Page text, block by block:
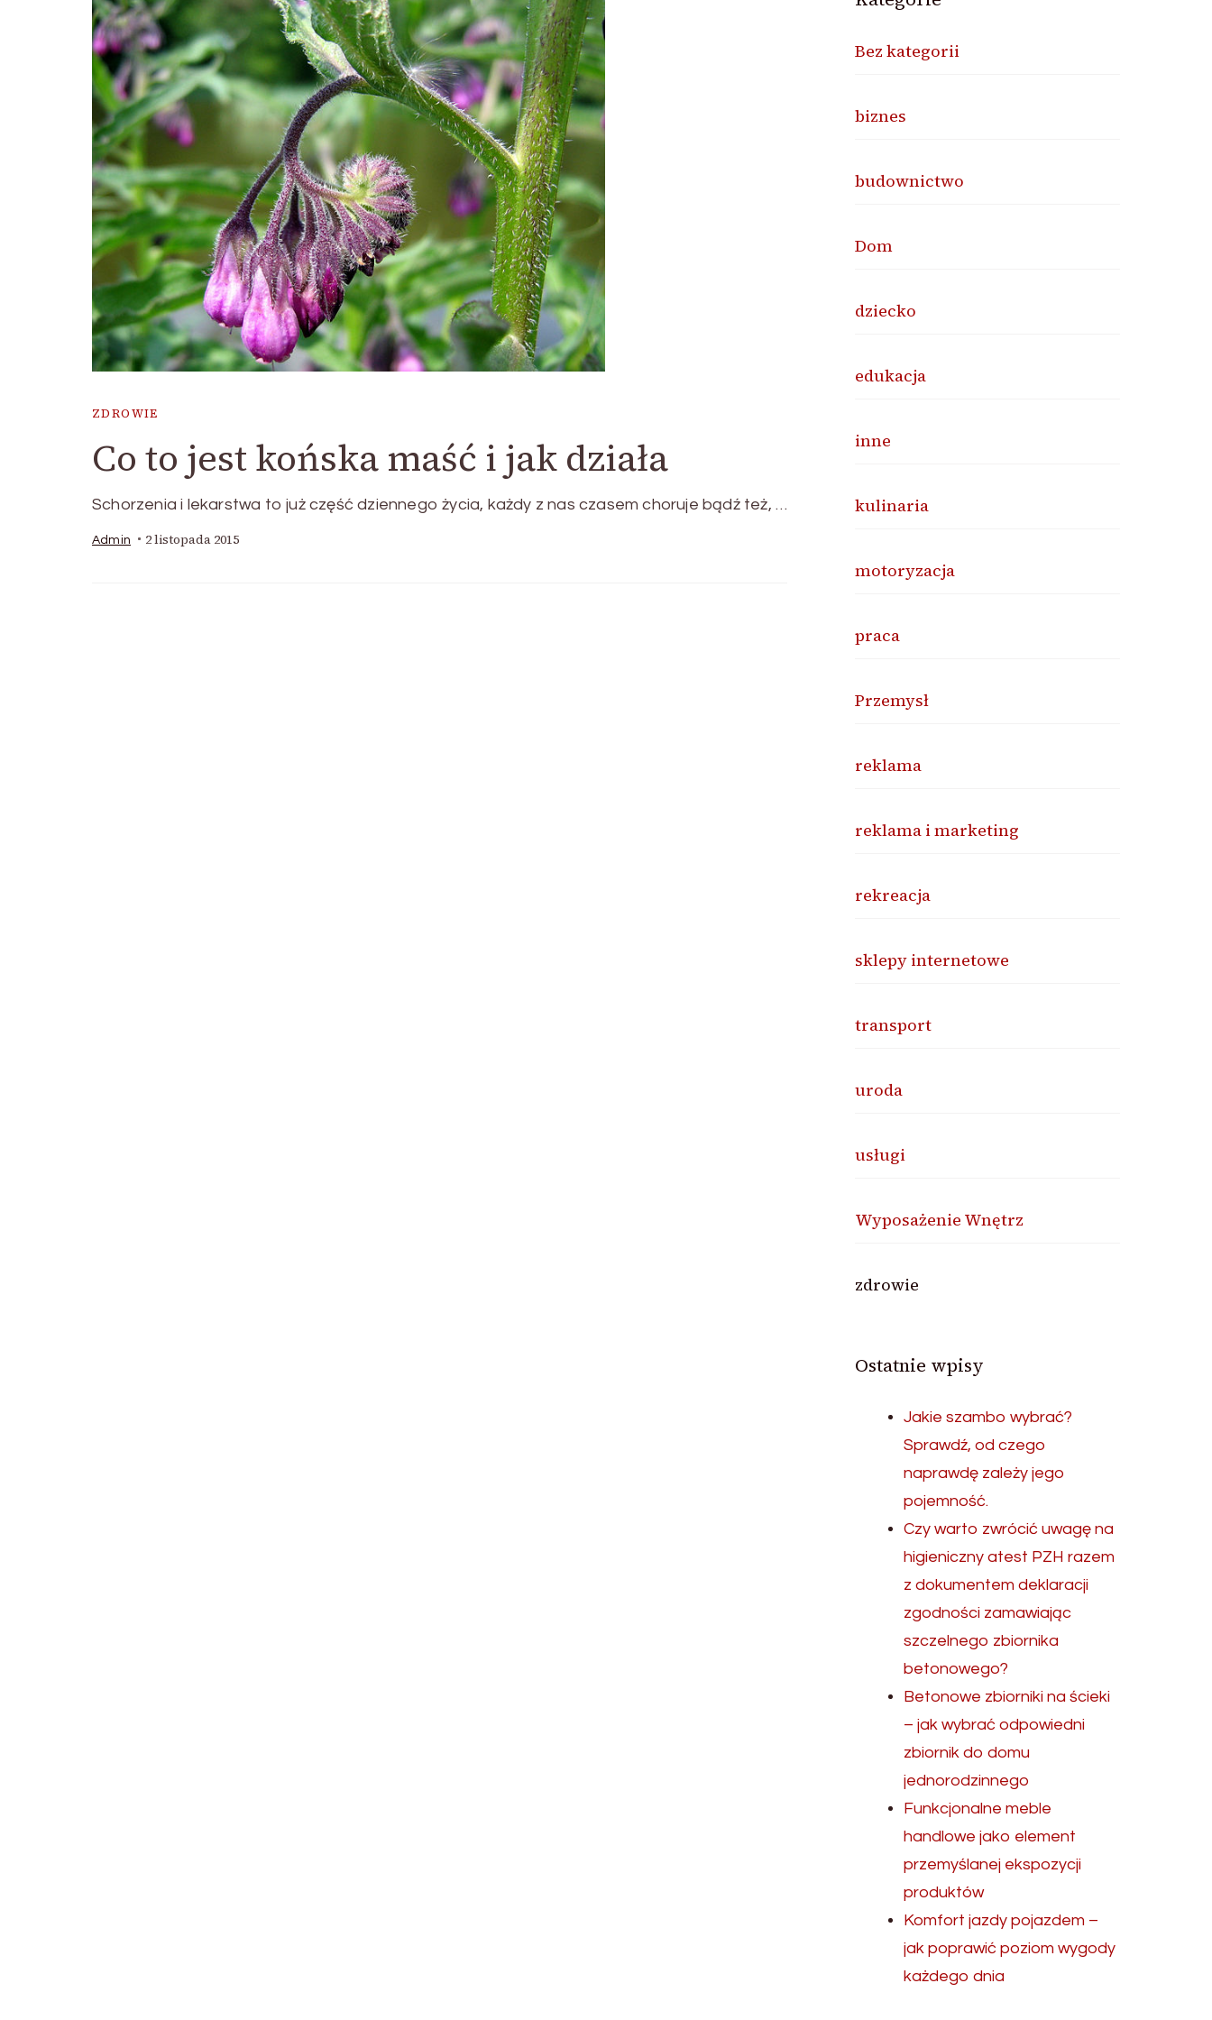
ZDROWIE
Co to jest końska maść i jak działa
Schorzenia i lekarstwa to już część dziennego życia, każdy z nas czasem choruje bądź też, …
Admin 2 listopada 2015
Bez kategorii
biznes
budownictwo
Dom
dziecko
edukacja
inne
kulinaria
motoryzacja
praca
Przemysł
reklama
reklama i marketing
rekreacja
sklepy internetowe
transport
uroda
usługi
Wyposażenie Wnętrz
zdrowie
Ostatnie wpisy
Jakie szambo wybrać?
Sprawdź, od czego
naprawdę zależy jego
pojemność.
Czy warto zwrócić uwagę na
higieniczny atest PZH razem
z dokumentem deklaracji
zgodności zamawiając
szczelnego zbiornika
betonowego?
Betonowe zbiorniki na ścieki
– jak wybrać odpowiedni
zbiornik do domu
jednorodzinnego
Funkcjonalne meble
handlowe jako element
przemyślanej ekspozycji
produktów
Komfort jazdy pojazdem –
jak poprawić poziom wygody
każdego dnia